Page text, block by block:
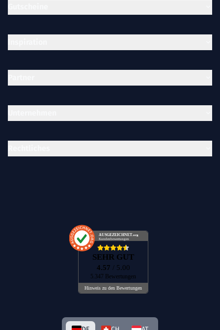
AUSGEZEICHNET.org
Kundenbewertungen
SEHR GUT
4.57 / 5.00
5.347 Bewertungen
Hinweis zu den Bewertungen